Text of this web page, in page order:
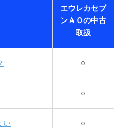
エウレカセブ
ンＡＯの中古
取扱
○
○
い ○